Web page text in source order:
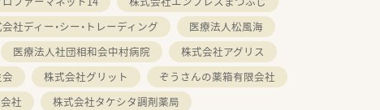
社ディー・シー・トレーディング
医療法人松風海
医療法人社団相和会中村病院
株式会社アグリス
株式会社グリット
ぞうさんの薬箱有限会社
社
株式会社タケシタ調剤薬局